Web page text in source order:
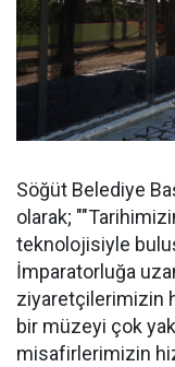
Söğüt Belediye
olarak;
teknolojisiyle
İmparatorluğa
ziyaretçilerimizin
bir müzeyi çok
misafirlerimizin